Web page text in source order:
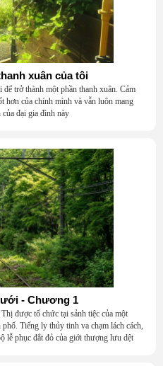
xuân của tôi
trở thành một phần thanh xuân. Cảm
hơn của chính mình và vẫn luôn mang
đại gia đình này
- Chương 1
được tổ chức tại sảnh tiệc của một
Tiếng ly thủy tinh va chạm lách cách,
lễ phục đắt đỏ của giới thượng lưu dệt